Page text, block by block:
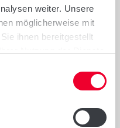
weiter. Unsere
möglicherweise mit
ihnen bereitgestellt